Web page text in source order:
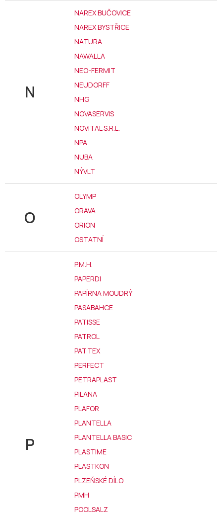
N
NAREX BUČOVICE
NAREX BYSTŘICE
NATURA
NAWALLA
NEO-FERMIT
NEUDORFF
NHG
NOVASERVIS
NOVITAL S.R.L.
NPA
NUBA
NÝVLT
O
OLYMP
ORAVA
ORION
OSTATNÍ
P
P.M.H.
PAPERDI
PAPÍRNA MOUDRÝ
PASABAHCE
PATISSE
PATROL
PATTEX
PERFECT
PETRAPLAST
PILANA
PLAFOR
PLANTELLA
PLANTELLA BASIC
PLASTIME
PLASTKON
PLZEŇSKÉ DÍLO
PMH
POOLSALZ